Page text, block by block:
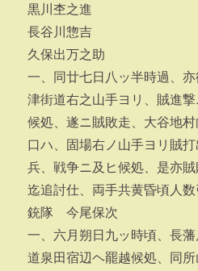
黒川杢之進
長谷川惣吉
久保出万之助
一、同廿七日八ッ半時過、
津街道右之山手ヨリ、賊進
候処、遂ニ賊敗走、大谷地
口ハ、固場右ノ山手ヨリ賊
兵、戦争ニ及ヒ候処、是亦
迄追討仕、両手共黄昏頃人
銃隊 今尾保次
一、六月朔日九ッ時頃、長
道泉田宿辺ヘ罷越候処、同